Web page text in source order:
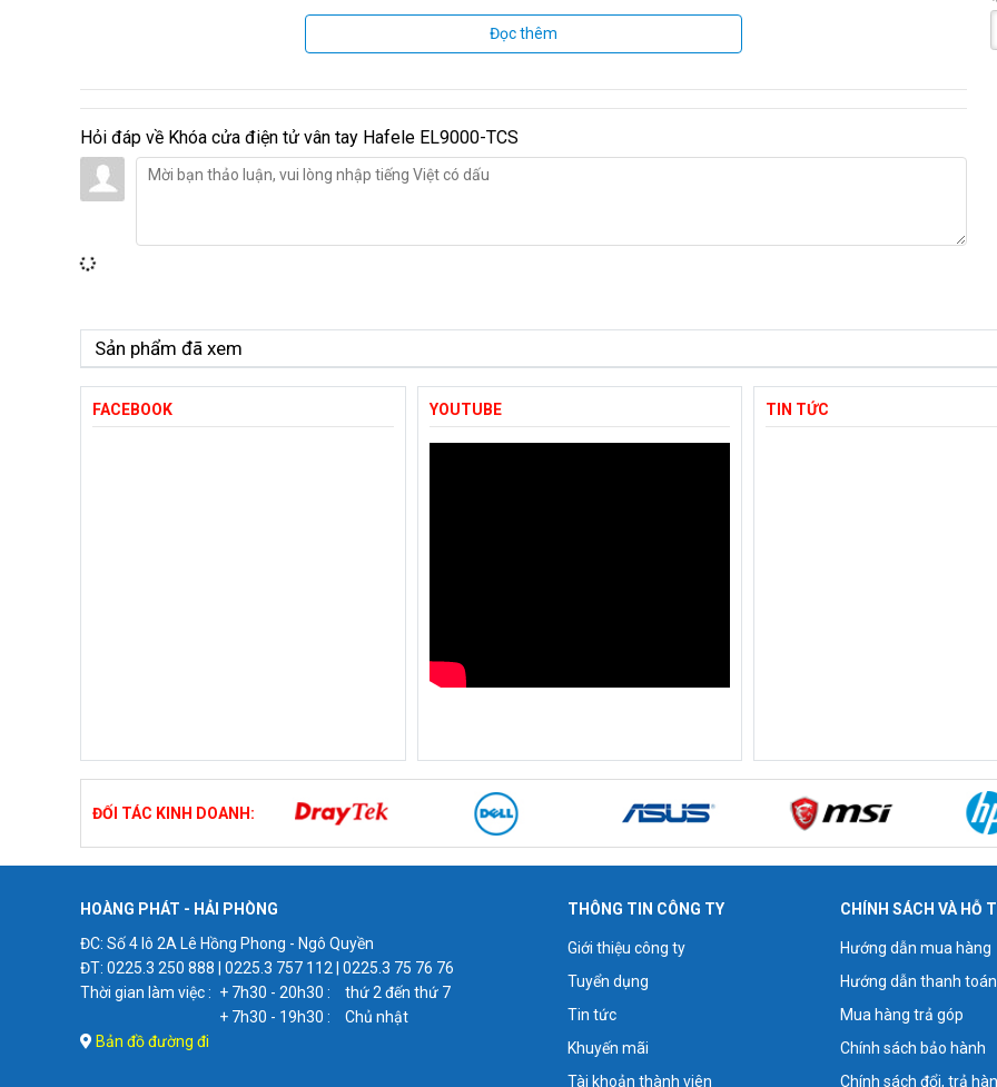
Đọc thêm
Hỏi đáp về Khóa cửa điện tử vân tay Hafele EL9000-TCS
Sản phẩm đã xem
FACEBOOK YOUTUBE TIN TỨC
ĐỐI TÁC KINH DOANH:
HOÀNG PHÁT - HẢI PHÒNG
ĐC: Số 4 lô 2A Lê Hồng Phong - Ngô Quyền
ĐT: 0225.3 250 888 | 0225.3 757 112 | 0225.3 75 76 76
Thời gian làm việc : + 7h30 - 20h30 :
thứ 2 đến thứ 7
+ 7h30 - 19h30 :
Chủ nhật
Bản đồ đường đi
THÔNG TIN CÔNG TY
Giới thiệu công ty
Tuyển dụng
Tin tức
Khuyến mãi
Tài khoản thành viên
CHÍNH SÁCH VÀ HỖ
Hướng dẫn mua hàng
Hướng dẫn thanh toán
Mua hàng trả góp
Chính sách bảo hành
Chính sách đổi, trả